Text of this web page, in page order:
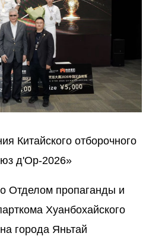
Китайского отборочного
д'Ор-2026»
Отделом пропаганды и
Хуанбохайского
города Яньтай